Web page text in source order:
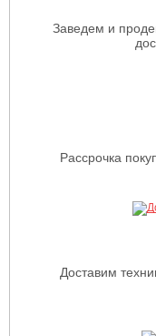
Заведем и
Рассрочка
Доставим